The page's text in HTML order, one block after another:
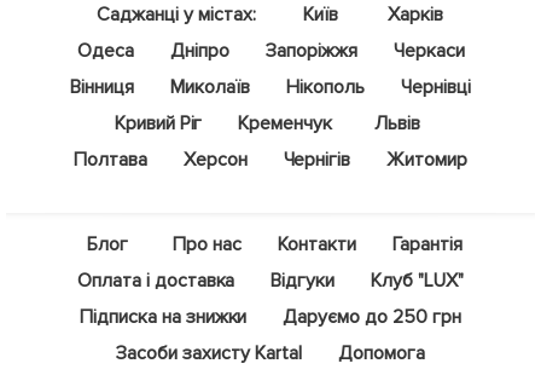
Саджанці у містах: Київ
Харків
Одеса
Дніпро Запоріжжя
Черкаси
Вінниця
Миколаїв Нікополь
Чернівці
Кривий Ріг
Кременчук
Львів
Полтава
Херсон Чернігів Житомир
Блог Про нас Контакти
Гарантія
Оплата і доставка
Відгуки
Клуб "LUX"
Підписка на знижки
Даруємо до 250 грн
Засоби захисту Kartal
Допомога